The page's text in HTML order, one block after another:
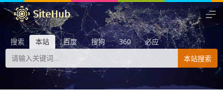
搜索 本站 百度 搜狗 360 必应
本站搜索